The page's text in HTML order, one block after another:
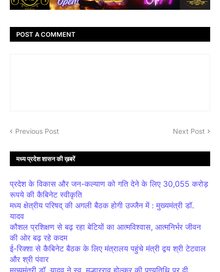
POST A COMMENT
Previous Post Next Post
मध्य प्रदेश शासन की ख़बरें
प्रदेश के विकास और जन-कल्याण को गति देने के लिए 30,055 करोड़
रूपये की कैबिनेट स्वीकृति
मध्य क्षेत्रीय परिषद् की अगली बैठक होगी उज्जैन में : मुख्यमंत्री डॉ.
यादव
कौशल प्रशिक्षण से बढ़ रहा बेटियों का आत्मविश्वास, आत्मनिर्भर जीवन
की ओर बढ़ रहे कदम
ई-रिक्शा से कैबिनेट बैठक के लिए मंत्रालय पहुंचे मंत्री द्वय श्री टेटवाल
और श्री पंवार
मुख्यमंत्री डॉ. यादव ने स्व. मल्हारराव होल्कर की पुण्यतिथि पर दी